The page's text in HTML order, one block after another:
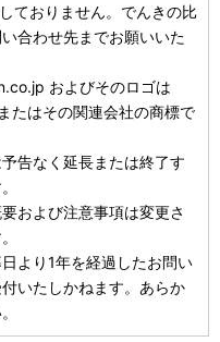
ておりません。でんきの比
合わせ先までお願いいた
およびそのロゴは
たはその関連会社の商標で
告なく延長または終了す
および注意事項は変更さ
より1年を経過したお問い
いたしかねます。あらか